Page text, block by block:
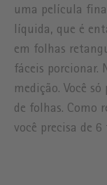
uma película
líquida, que é
em folhas
fáceis porcionar.
medição. Você
de folhas. Como
você precisa de